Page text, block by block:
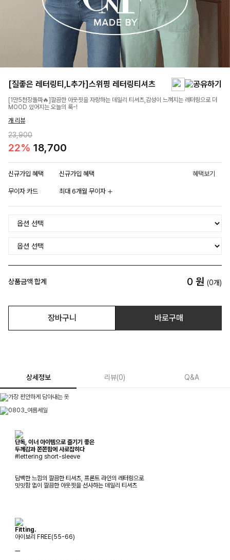
[질좋은 레터링티,L추가]스위핑 레터링티셔츠
[1만5천장돌파🔥]깔끔한 아웃핏을 자랑하는 데일리 티셔츠,감성이 느껴지는 레터링으로 더
MOOD 있어지는 오늘의 룩-!
개 리뷰
23,900
22% 18,700
신규가입 혜택 신규가입 혜택 혜택보기
무이자 카드 최대 6개월 무이자
상품금액 합계 0 원 (0개)
장바구니 바로구매
상세정보 리뷰(0) Q&A
단독, 이너 아이템으로 즐기기 좋은
두께감과 쫀쫀함에 사로잡히다
#lettering short-sleeve
담백한 느낌의 깔끔한 티셔츠, 프론트 라인의 레터링으로
밋밋함 없이 깔끔한 아웃핏을 선사하는 데일리 티셔츠
Fitting.
아이보리 FREE(55-66)
ㅡ